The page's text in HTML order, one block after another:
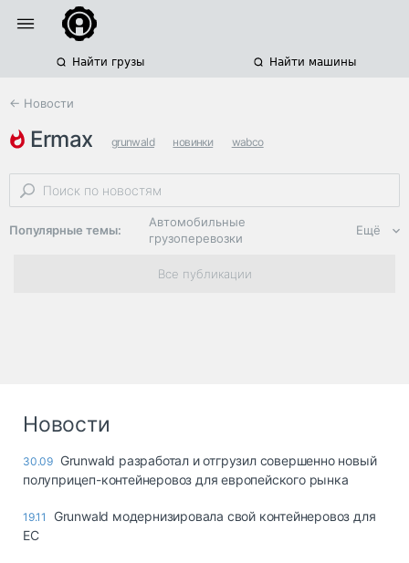
Найти грузы Найти машины
← Новости
ermax grunwald новинки wabco
Популярные темы:
Автомобильные
грузоперевозки
Региональная
логистика
опасные грузы
страхование
Ещё
Все публикации
Новости
30.09 Grunwald разработал и отгрузил совершенно новый
полуприцеп-контейнеровоз для европейского рынка
19.11
Grunwald модернизировала свой контейнеровоз для
EC